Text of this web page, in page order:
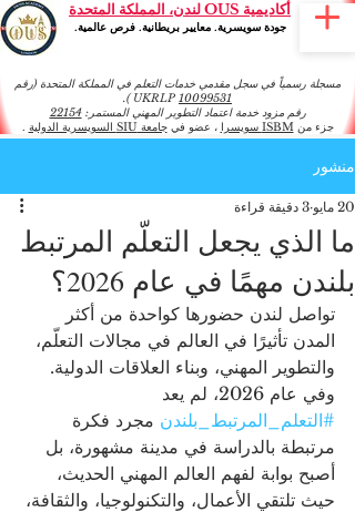
أكاديمية OUS لندن، المملكة المتحدة
جودة سويسرية. معايير بريطانية. فرص عالمية.
مسجلة رسمياً في سجل مقدمي خدمات التعلم في المملكة المتحدة (رقم
UKRLP 10099531
).
رقم مزود خدمة اعتماد التطوير المهني المستمر:22154
جزء منISBM سويسرا ، عضو فيجامعة SIU السويسرية الدولية .
منشور
ما الذي يجعل التعلّم المرتبط
بلندن مهمًا في عام 2026؟
20 مايو 3 دقيقة قراءة
تواصل لندن حضورها كواحدة من أكثر
المدن تأثيرًا في العالم في مجالات التعلّم،
والتطوير المهني، وبناء العلاقات الدولية.
وفي عام 2026، لم يعد
#التعلم_المرتبط_بلندن مجرد فكرة
مرتبطة بالدراسة في مدينة مشهورة، بل
أصبح بوابة لفهم العالم المهني الحديث،
حيث تلتقي الأعمال، والتكنولوجيا، والثقافة،